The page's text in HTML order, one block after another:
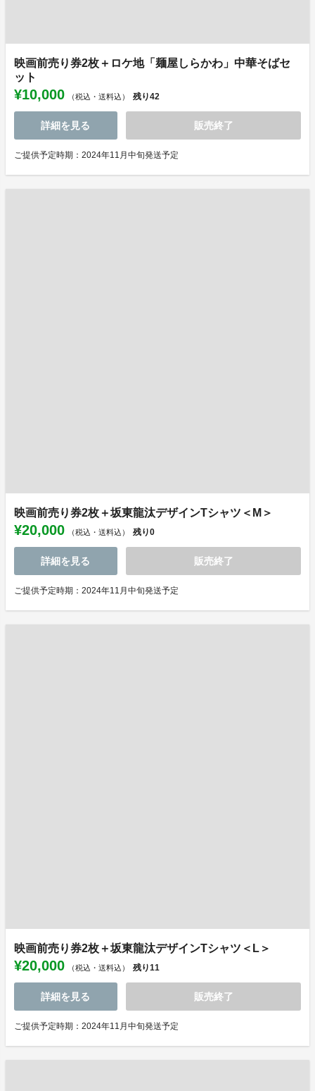
映画前売り券2枚＋ロケ地「麺屋しらかわ」中華そばセ
ット
¥10,000 （税込・送料込） 残り42
詳細を見る 販売終了
ご提供予定時期：2024年11月中旬発送予定
映画前売り券2枚＋坂東龍汰デザインTシャツ＜M＞
¥20,000 （税込・送料込） 残り0
詳細を見る 販売終了
ご提供予定時期：2024年11月中旬発送予定
映画前売り券2枚＋坂東龍汰デザインTシャツ＜L＞
¥20,000 （税込・送料込） 残り11
詳細を見る 販売終了
ご提供予定時期：2024年11月中旬発送予定